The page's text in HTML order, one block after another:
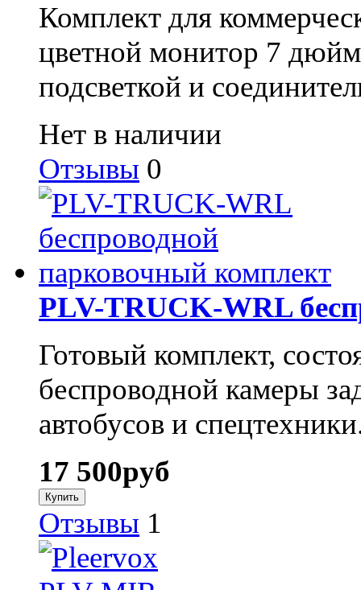
Комплект для
цветной монитор 7
подсветкой и
Нет в наличии
Отзывы 0
PLV-TRUCK-WRL
Готовый комплект,
беспроводной камеры
автобусов и
17 500руб
Отзывы 1